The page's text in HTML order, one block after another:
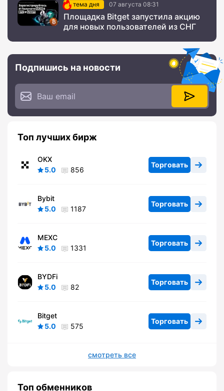
тема дня 07 августа 08:31
Площадка Bitget запустила акцию
для новых пользователей из СНГ
Подпишись на новости
Топ лучших бирж
OKX
5.0
856
Торговать
Bybit
5.0
1187
Торговать
MEXC
5.0
1331
Торговать
BYDFi
5.0
82
Торговать
Bitget
5.0
575
Торговать
смотреть все
Топ обменников